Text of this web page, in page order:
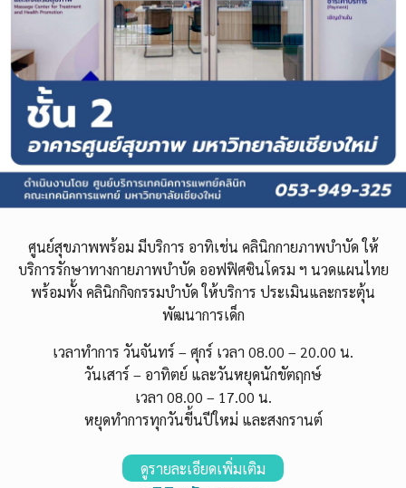
ศูนย์สุขภาพพร้อม มีบริการ อาทิเช่น คลินิกกายภาพบำบัด ให้
บริการรักษาทางกายภาพบำบัด ออฟฟิศซินโดรม ฯ นวดแผนไทย
พร้อมทั้ง คลินิกกิจกรรมบำบัด ให้บริการ ประเมินและกระตุ้น
พัฒนาการเด็ก
เวลาทำการ วันจันทร์ – ศุกร์ เวลา 08.00 – 20.00 น.
วันเสาร์ – อาทิตย์ และวันหยุดนักขัตฤกษ์
เวลา 08.00 – 17.00 น.
หยุดทำการทุกวันขี้นปีใหม่ และสงกรานต์
ดูรายละเอียดเพิ่มเติม